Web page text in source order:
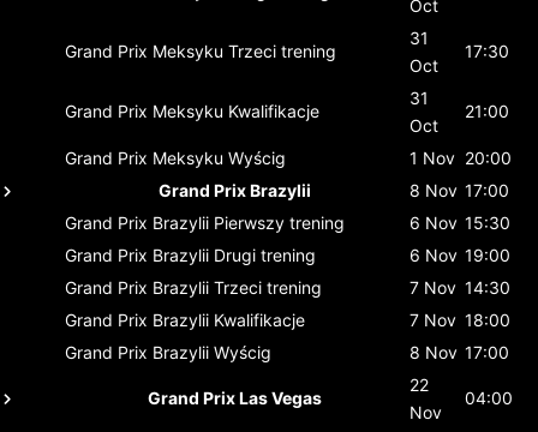
Oct
Grand Prix Meksyku Trzeci trening
31
Oct
17:30
Grand Prix Meksyku Kwalifikacje
31
Oct
21:00
Grand Prix Meksyku Wyścig 1 Nov 20:00
Grand Prix Brazylii
8 Nov 17:00
Grand Prix Brazylii Pierwszy trening 6 Nov 15:30
Grand Prix Brazylii Drugi trening 6 Nov 19:00
Grand Prix Brazylii Trzeci trening 7 Nov 14:30
Grand Prix Brazylii Kwalifikacje 7 Nov 18:00
Grand Prix Brazylii Wyścig 8 Nov 17:00
Grand Prix Las Vegas
22
Nov
04:00